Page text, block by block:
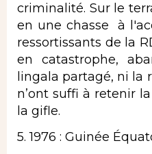
criminalité. Sur le
en une chasse à
ressortissants de la
en catastrophe,
lingala partagé, ni la
n’ont suffi à retenir
la gifle.
5. 1976 : Guinée